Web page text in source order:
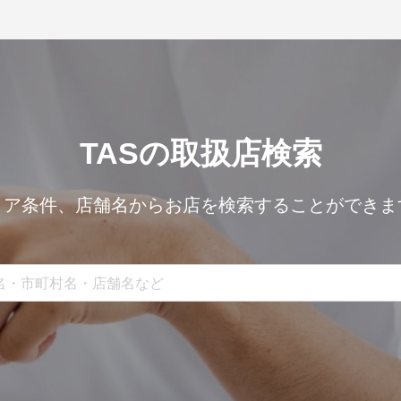
TASの取扱店検索
条件、店舗名からお店を検索することができ